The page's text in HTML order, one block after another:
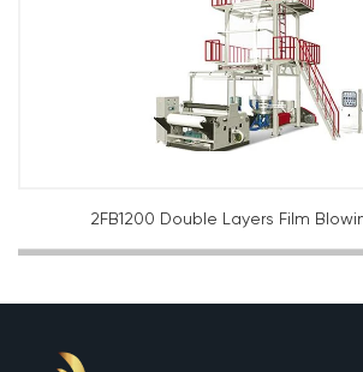
2FB1200 Double Layers Film